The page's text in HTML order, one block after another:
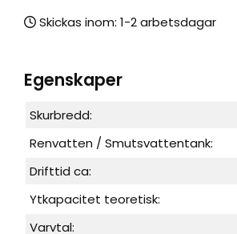
Skickas inom:
Egenskaper
Skurbredd:
Renvatten / Smutsvattentank:
Drifttid ca:
Ytkapacitet teoretisk:
Varvtal: